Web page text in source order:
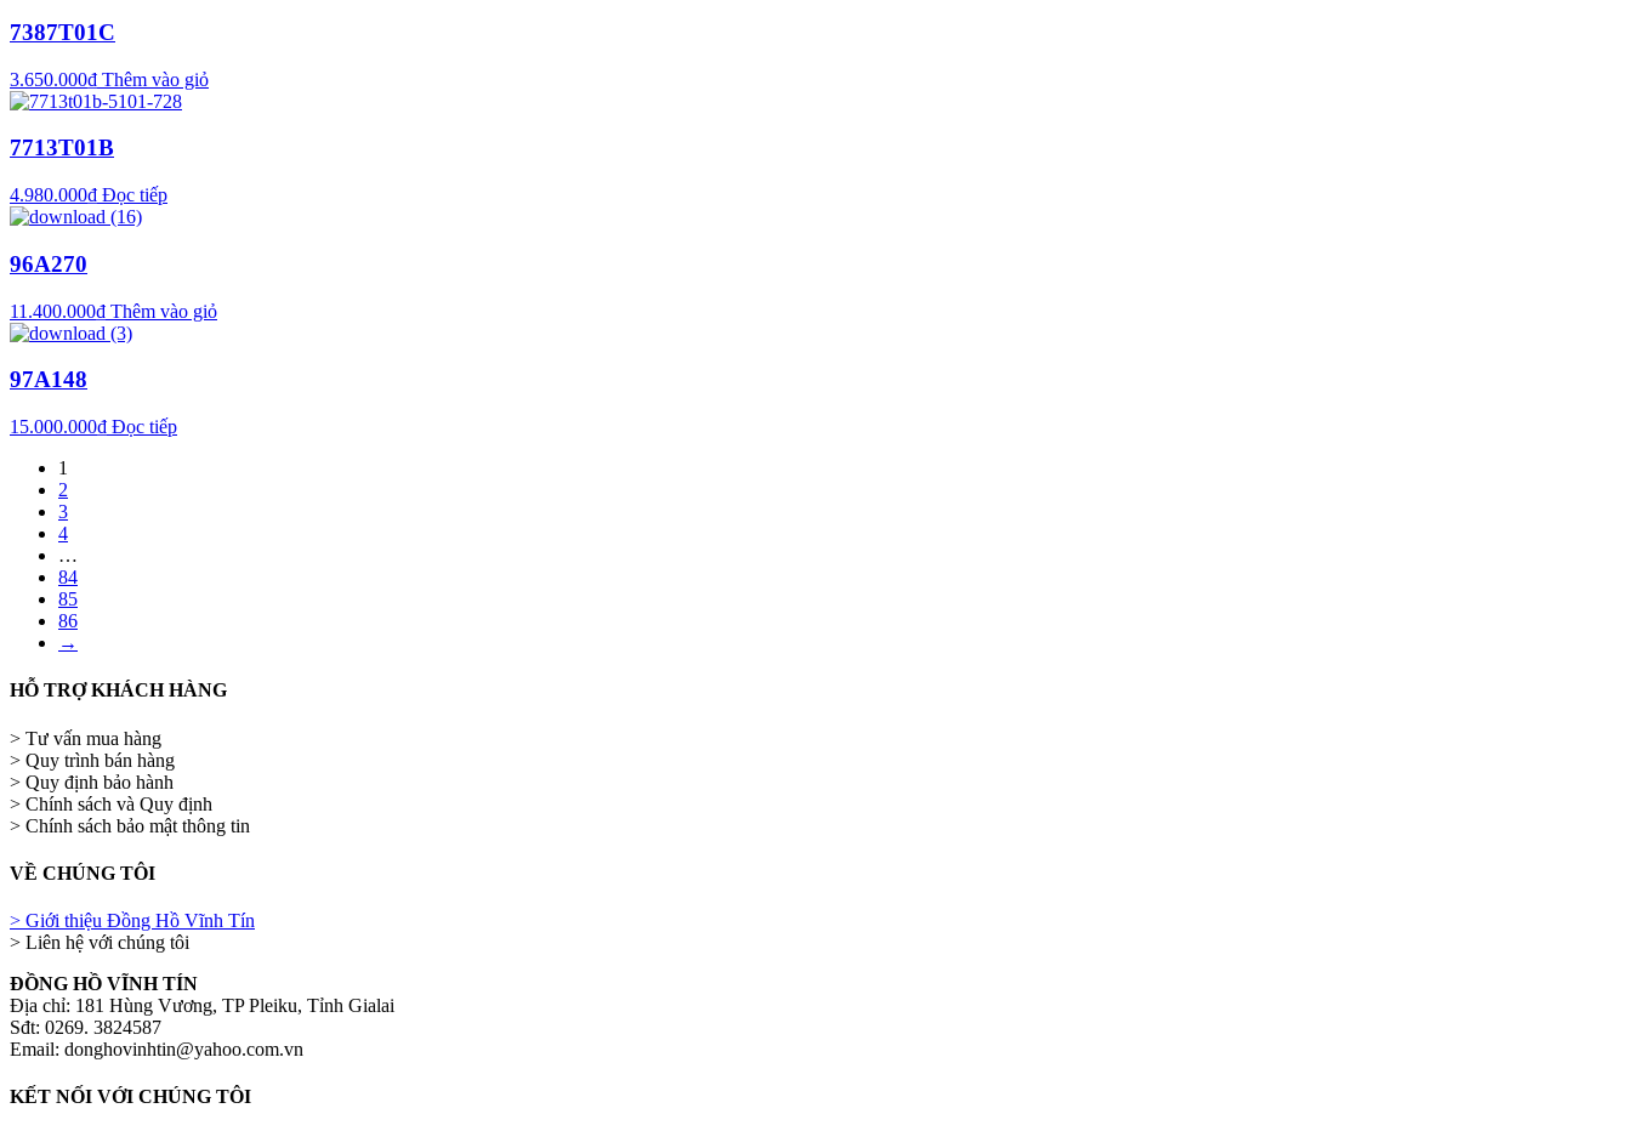
7387T01C
3.650.000₫ Thêm vào giỏ
7713T01B
4.980.000₫ Đọc tiếp
96A270
11.400.000₫ Thêm vào giỏ
97A148
15.000.000₫ Đọc tiếp
1
2
3
4
…
84
85
86
→
HỖ TRỢ KHÁCH HÀNG
> Tư vấn mua hàng
> Quy trình bán hàng
> Quy định bảo hành
> Chính sách và Quy định
> Chính sách bảo mật thông tin
VỀ CHÚNG TÔI
> Giới thiệu Đồng Hồ Vĩnh Tín
> Liên hệ với chúng tôi
ĐỒNG HỒ VĨNH TÍN
Địa chỉ: 181 Hùng Vương, TP Pleiku, Tỉnh Gialai
Sđt: 0269. 3824587
Email: donghovinhtin@yahoo.com.vn
KẾT NỐI VỚI CHÚNG TÔI